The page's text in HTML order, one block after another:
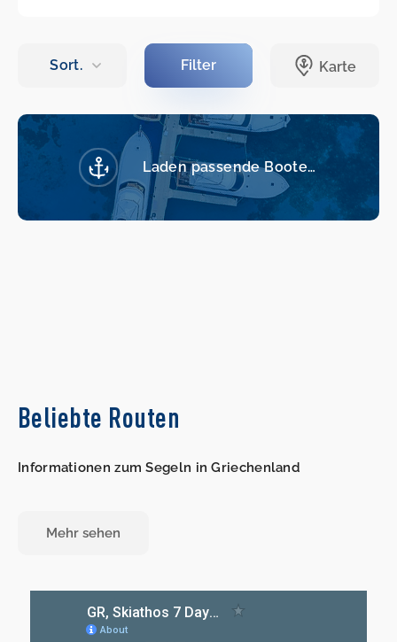
Laden passende Boote…
Beliebte Routen
Informationen zum Segeln in Griechenland
Mehr sehen